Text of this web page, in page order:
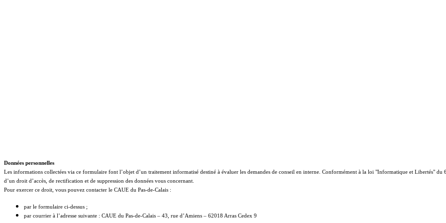
Données personnelles
Les informations collectées via ce formulaire font l’objet d’un traitement informatisé destiné à évaluer les demandes de conseil en interne. Conformément à la loi "Informatique et Libertés"
d’un droit d’accès, de rectification et de suppression des données vous concernant.
Pour exercer ce droit, vous pouvez contacter le CAUE du Pas-de-Calais :
par le formulaire ci-dessus ;
par courrier à l’adresse suivante : CAUE du Pas-de-Calais – 43, rue d’Amiens – 62018 Arras Cedex 9